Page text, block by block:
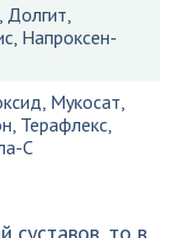
Долгит,
Напроксен-
Мукосат,
Терафлекс,
С